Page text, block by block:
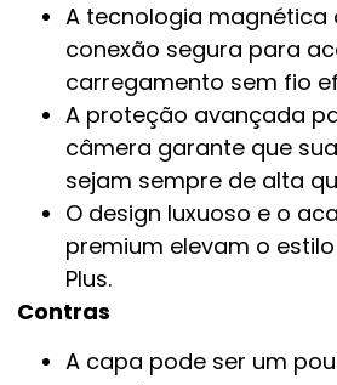
A tecnologia magnética
conexão segura para
carregamento sem fio
A proteção avançada
câmera garante que
sejam sempre de alta
O design luxuoso e o
premium elevam o estilo
Plus.
Contras
A capa pode ser um